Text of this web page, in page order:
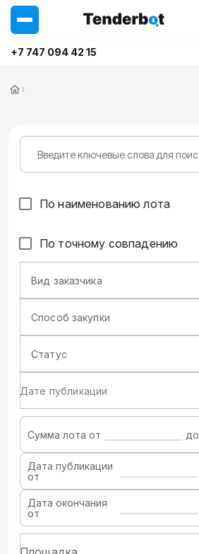
+7 747 094 42 15
›
По наименованию лота
По точному совпадению
Вид заказчика
Способ закупки
Статус
Дате публикации
Сумма лота от до
Дата публикации
от
Дата окончания
от